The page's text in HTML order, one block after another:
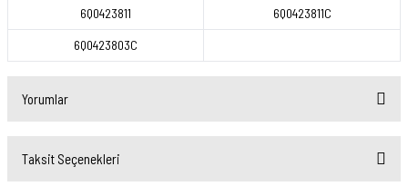
6Q0423811 6Q0423811C
6Q0423803C
Yorumlar
Taksit Seçenekleri